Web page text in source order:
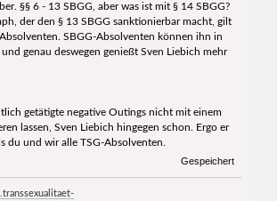
§§ 6 - 13 SBGG, aber was ist mit § 14 SBGG?
der den § 13 SBGG sanktionierbar macht, gilt
SBGG-Absolventen können ihn in
genau deswegen genießt Sven Liebich mehr
getätigte negative Outings nicht mit einem
lassen, Sven Liebich hingegen schon. Ergo er
du und wir alle TSG-Absolventen.
Gespeichert